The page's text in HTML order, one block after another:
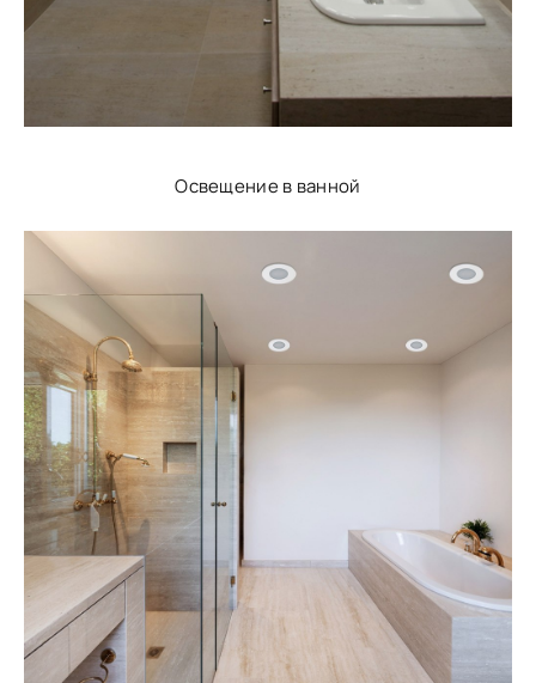
Освещение в ванной